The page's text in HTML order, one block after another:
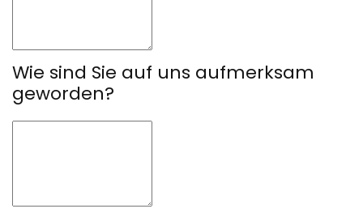
Wie sind Sie auf uns aufmerksam
geworden?